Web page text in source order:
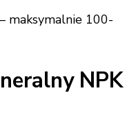
maksymalnie 100-
NPK